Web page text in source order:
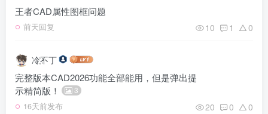
王者CAD属性图框问题
前天回复 10 1 0
冷҉不丁
完整版本CAD2026功能全部能用，但是弹出提
示精简版！
3
16天前发布 20 0 0